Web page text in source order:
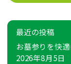
最近の投稿
お墓参りを快適
2026年8月5日